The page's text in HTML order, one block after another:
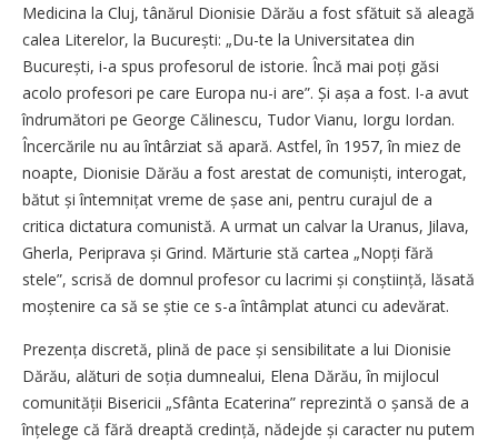
Medicina la Cluj, tânărul Dionisie Dărău a fost sfătuit să aleagă
calea Literelor, la București: „Du-te la Universitatea din
București, i-a spus profesorul de istorie. Încă mai poți găsi
acolo profesori pe care Europa nu-i are”. Și așa a fost. I-a avut
îndrumători pe George Călinescu, Tudor Vianu, Iorgu Iordan.
Încercările nu au întârziat să apară. Astfel, în 1957, în miez de
noapte, Dionisie Dărău a fost arestat de comuniști, interogat,
bătut și întemnițat vreme de șase ani, pentru curajul de a
critica dictatura comunistă. A urmat un calvar la Uranus, Jilava,
Gherla, Periprava și Grind. Mărturie stă cartea „Nopți fără
stele”, scrisă de domnul profesor cu lacrimi și conștiință, lăsată
moștenire ca să se știe ce s-a întâmplat atunci cu adevărat.
Prezența discretă, plină de pace și sensibilitate a lui Dionisie
Dărău, alături de soția dumnealui, Elena Dărău, în mijlocul
comunității Bisericii „Sfânta Ecaterina” reprezintă o șansă de a
înțelege că fără dreaptă credință, nădejde și caracter nu putem